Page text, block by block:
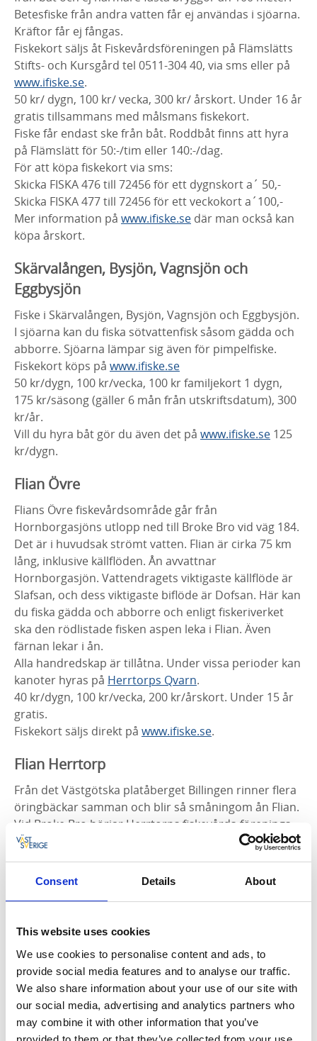
Consent Details About
This website uses cookies
We use cookies to personalise content and ads, to
provide social media features and to analyse our traffic.
We also share information about your use of our site with
our social media, advertising and analytics partners who
may combine it with other information that you’ve
Betesfiske från andra vatten får ej användas i sjöarna.
Kräftor får ej fångas.
Fiskekort säljs åt Fiskevårdsföreningen på Flämslätts
Stifts- och Kursgård tel 0511-304 40, via sms eller på
www.ifiske.se.
50 kr/ dygn, 100 kr/ vecka, 300 kr/ årskort. Under 16 år
gratis tillsammans med målsmans fiskekort.
Fiske får endast ske från båt. Roddbåt finns att hyra
på Flämslätt för 50:-/tim eller 140:-/dag.
För att köpa fiskekort via sms:
Skicka FISKA 476 till 72456 för ett dygnskort a´ 50,-
Skicka FISKA 477 till 72456 för ett veckokort a´100,-
Mer information på www.ifiske.se där man också kan
köpa årskort.
Skärvalången, Bysjön, Vagnsjön och
Eggbysjön
Fiske i Skärvalången, Bysjön, Vagnsjön och Eggbysjön.
I sjöarna kan du fiska sötvattenfisk såsom gädda och
abborre. Sjöarna lämpar sig även för pimpelfiske.
Fiskekort köps på www.ifiske.se
50 kr/dygn, 100 kr/vecka, 100 kr familjekort 1 dygn,
175 kr/säsong (gäller 6 mån från utskriftsdatum), 300
kr/år.
Vill du hyra båt gör du även det på www.ifiske.se 125
kr/dygn.
Flian Övre
Flians Övre fiskevårdsområde går från
Hornborgasjöns utlopp ned till Broke Bro vid väg 184.
Det är i huvudsak strömt vatten. Flian är cirka 75 km
lång, inklusive källflöden. Ån avvattnar
Hornborgasjön. Vattendragets viktigaste källflöde är
Slafsan, och dess viktigaste biflöde är Dofsan. Här kan
du fiska gädda och abborre och enligt fiskeriverket
ska den rödlistade fisken aspen leka i Flian. Även
färnan lekar i ån.
Alla handredskap är tillåtna. Under vissa perioder kan
kanoter hyras på Herrtorps Qvarn.
40 kr/dygn, 100 kr/vecka, 200 kr/årskort. Under 15 år
gratis.
Fiskekort säljs direkt på www.ifiske.se.
Flian Herrtorp
Från det Västgötska platåberget Billingen rinner flera
öringbäckar samman och blir så småningom ån Flian.
Vid Broke Bro börjar Herrtorps fiskevårds-förenings
fiskevatten i ån Flian och går ned till Marum.
Fiskevattnet omfattar en sträcka med omväxlande
strömt och lugnt vatten, ca 4 km.
Förbud att
innebär att all fångad öring oavsett kondition måste
återutsättas.
Flian är känd som ett av Sveriges bästa vatten för
färna och id. Utöver detta finns gädda, abborre,
sutare och mört m.m.